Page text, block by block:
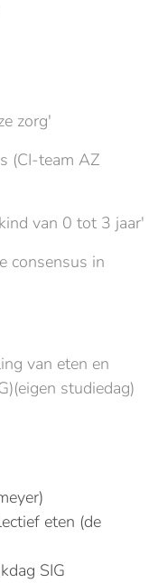
zorg'
(CI-team AZ
van 0 tot 3 jaar'
consensus in
van eten en
studiedag)
eten (de
SIG